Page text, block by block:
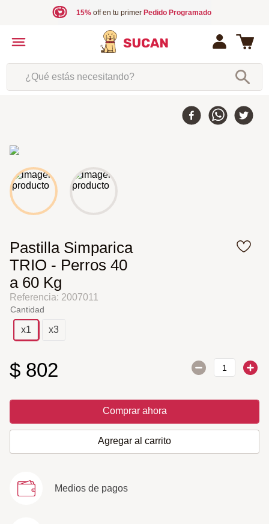
15%off en tu primer Pedido Programado
¿Qué estás necesitando?
Pastilla Simparica
TRIO - Perros 40
a 60 Kg
Referencia: 2007011
Cantidad
x1 x3
$ 802
Comprar ahora
Agregar al carrito
Medios de pagos